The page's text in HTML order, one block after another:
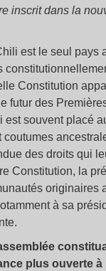
inscrit dans la
est le seul pays
Constitution
futur des
est souvent placé
des droits qui
Constitution, la
originaires
à sa
plus ouverte à